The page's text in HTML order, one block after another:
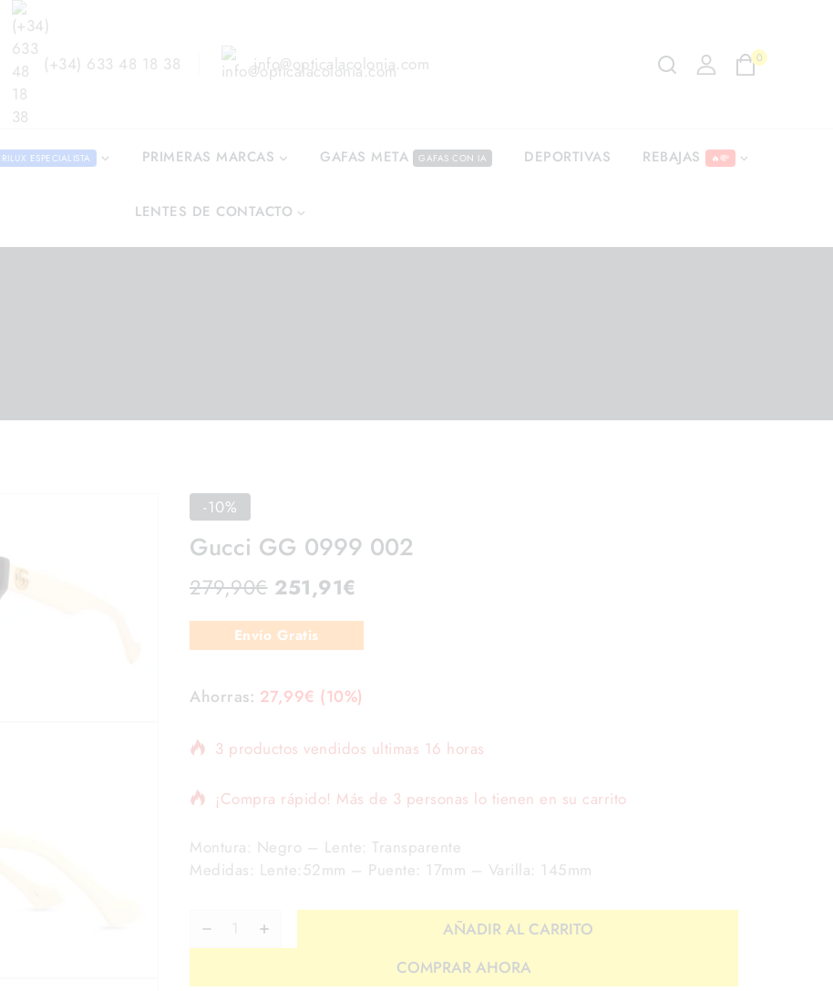
(+34) 633 48 18 38 info@opticalacolonia.com 0
ESPECIALISTA PRIMERAS MARCAS GAFAS META GAFAS CON IA DEPORTIVAS REBAJAS 🔥💸
LENTES DE CONTACTO
-10%
Gucci GG 0999 002
279,90€ 251,91€
Envío Gratis
Ahorras: 27,99€ (10%)
3 productos vendidos ultimas 16 horas
¡Compra rápido! Más de 3 personas lo tienen en su carrito
Montura: Negro – Lente: Transparente
Medidas: Lente:52mm – Puente: 17mm – Varilla: 145mm
AÑADIR AL CARRITO
COMPRAR AHORA